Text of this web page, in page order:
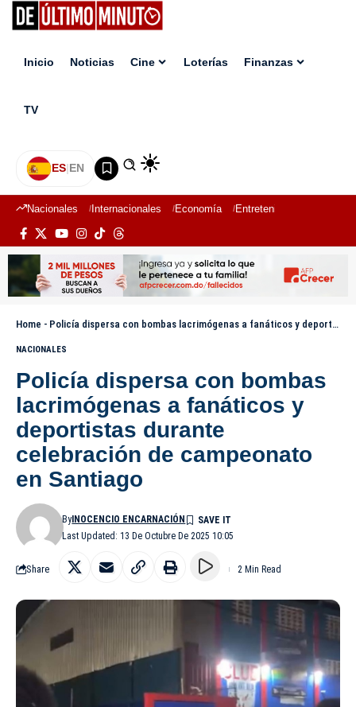
Inicio Noticias Cine Loterías Finanzas
TV
ES|EN
Nacionales Internacionales Economía Entretenimiento
Home - Policía dispersa con bombas lacrimógenas a fanáticos y deportistas durante celebración de campeonato en Santiago
NACIONALES
Policía dispersa con bombas
lacrimógenas a fanáticos y
deportistas durante
celebración de campeonato
en Santiago
Last Updated: 13 De Octubre De 2025 10:05
ByINOCENCIO ENCARNACIÓN
Share 2 Min Read